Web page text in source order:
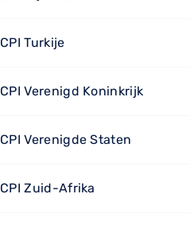
CPI Turkije
CPI Verenigd Koninkrijk
CPI Verenigde Staten
CPI Zuid-Afrika